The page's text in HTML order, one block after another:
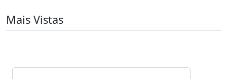
Mais Vistas